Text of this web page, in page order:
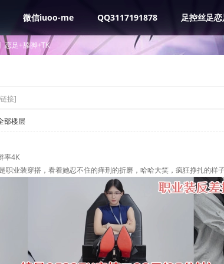
微信iuoo-me QQ3117191878 足控丝足
恋足+舔脚+TK
接]
部楼层
率4K
业装穿搭，看着她忍不住的痒刑的折磨，哈哈大笑，疯狂挣扎的样子